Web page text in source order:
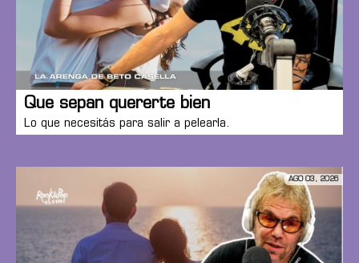
Que sepan quererte bien
Lo que necesitás para salir a pelearla.
AGO 03, 2026